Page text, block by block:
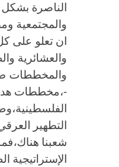
الناصرة بشكل
والمجتمعية
ان تعلو على
والعشائرية
-،مخططات
التطهير
شعبنا
الإستراتيجية